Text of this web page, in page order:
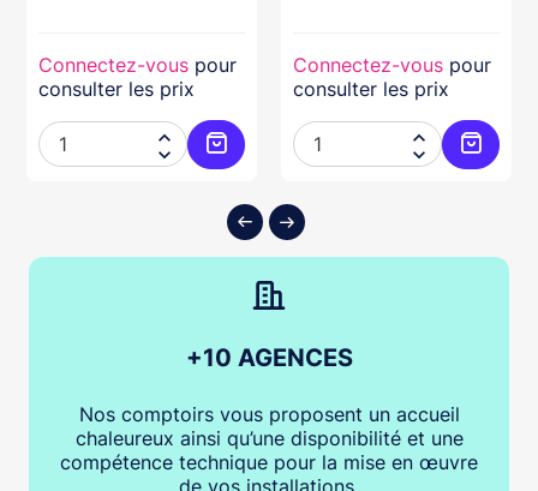
au panier
Connectez-vous pour
consulter les prix


Ajouter au panier
Connectez-vous pour
consulter les prix


+10 AGENCES
Nos comptoirs vous proposent un accueil
chaleureux ainsi qu’une disponibilité et une
compétence technique pour la mise en œuvre
de vos installations.